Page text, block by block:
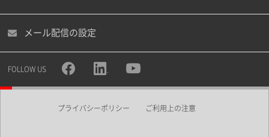
所属部署
メール配信の設定
FOLLOW US
プライバシーポリシー ご利用上の注意